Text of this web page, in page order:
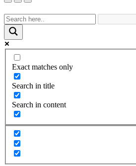
Exact matches only
Search in title
Search in content